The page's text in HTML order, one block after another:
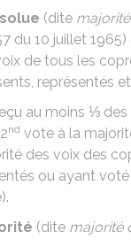
(dite
du 10 juillet
de tous les
représentés
au moins ⅓
nd vote à la
des voix des
ou ayant
(dite majorité